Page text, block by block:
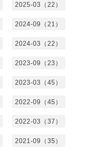
2025-03（22）
2024-09（21）
2024-03（22）
2023-09（23）
2023-03（45）
2022-09（45）
2022-03（37）
2021-09（35）